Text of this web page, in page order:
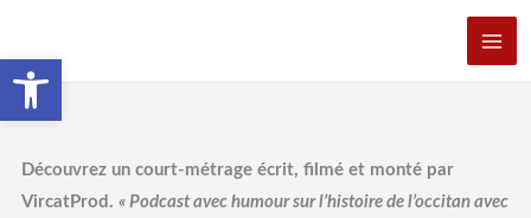
contenu
Découvrez un court-métrage écrit, filmé et monté par
VircatProd. « Podcast avec humour sur l’histoire de l’occitan avec
Ouvrir la barre d’outils